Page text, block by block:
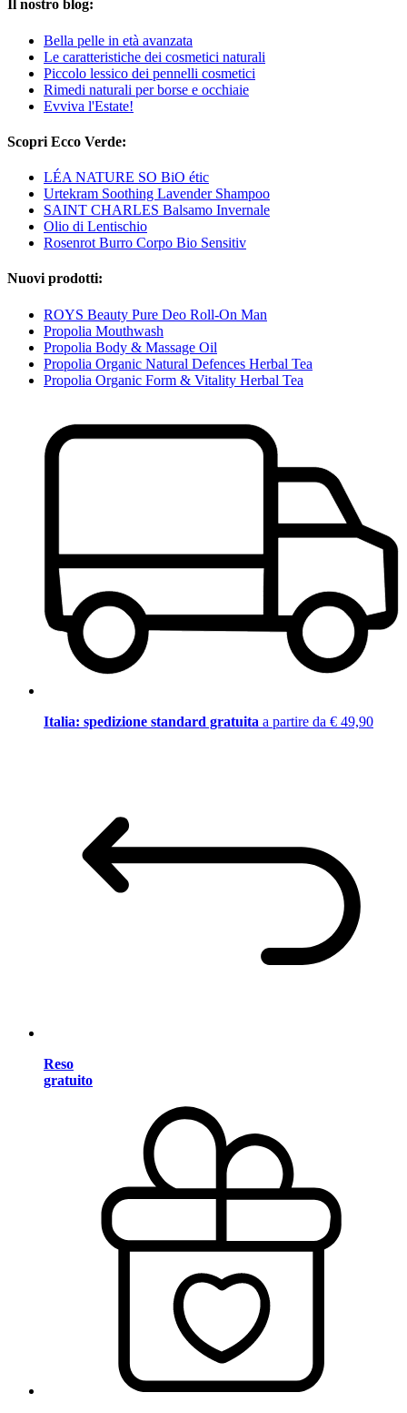
Il nostro blog:
Bella pelle in età avanzata
Le caratteristiche dei cosmetici naturali
Piccolo lessico dei pennelli cosmetici
Rimedi naturali per borse e occhiaie
Evviva l'Estate!
Scopri Ecco Verde:
LÉA NATURE SO BiO étic
Urtekram Soothing Lavender Shampoo
SAINT CHARLES Balsamo Invernale
Olio di Lentischio
Rosenrot Burro Corpo Bio Sensitiv
Nuovi prodotti:
ROYS Beauty Pure Deo Roll-On Man
Propolia Mouthwash
Propolia Body & Massage Oil
Propolia Organic Natural Defences Herbal Tea
Propolia Organic Form & Vitality Herbal Tea
Italia: spedizione standard gratuita a partire da € 49,90
Reso
gratuito